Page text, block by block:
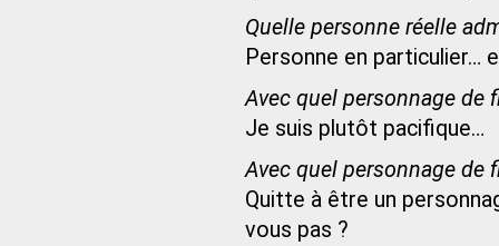
Quelle personne réelle
Personne en particulier…
Avec quel personnage de
Je suis plutôt pacifique…
Avec quel personnage de
Quitte à être un
vous pas ?